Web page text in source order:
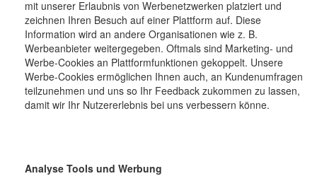
mit unserer Erlaubnis von Werbenetzwerken platziert und
zeichnen Ihren Besuch auf einer Plattform auf. Diese
Information wird an andere Organisationen wie z. B.
Werbeanbieter weitergegeben. Oftmals sind Marketing- und
Werbe-Cookies an Plattformfunktionen gekoppelt. Unsere
Werbe-Cookies ermöglichen Ihnen auch, an Kundenumfragen
teilzunehmen und uns so Ihr Feedback zukommen zu lassen,
damit wir Ihr Nutzererlebnis bei uns verbessern könne.
Analyse Tools und Werbung